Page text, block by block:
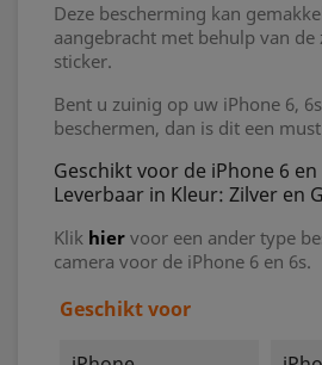
Deze bescherming kan
aangebracht met behulp van de
sticker.
Bent u zuinig op uw iPhone 6,
beschermen, dan is dit een
Geschikt voor de iPhone 6 en
Leverbaar in Kleur: Zilver en
Klik hier voor een ander type
camera voor de iPhone 6 en 6s.
Geschikt voor